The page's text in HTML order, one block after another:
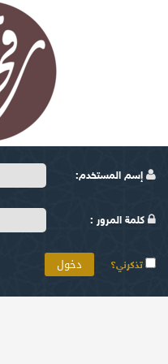
إسم المستخدم:
كلمة المرور :
تذكرني؟